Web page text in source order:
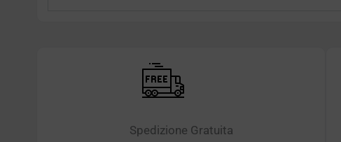
Spedizione Gratuita